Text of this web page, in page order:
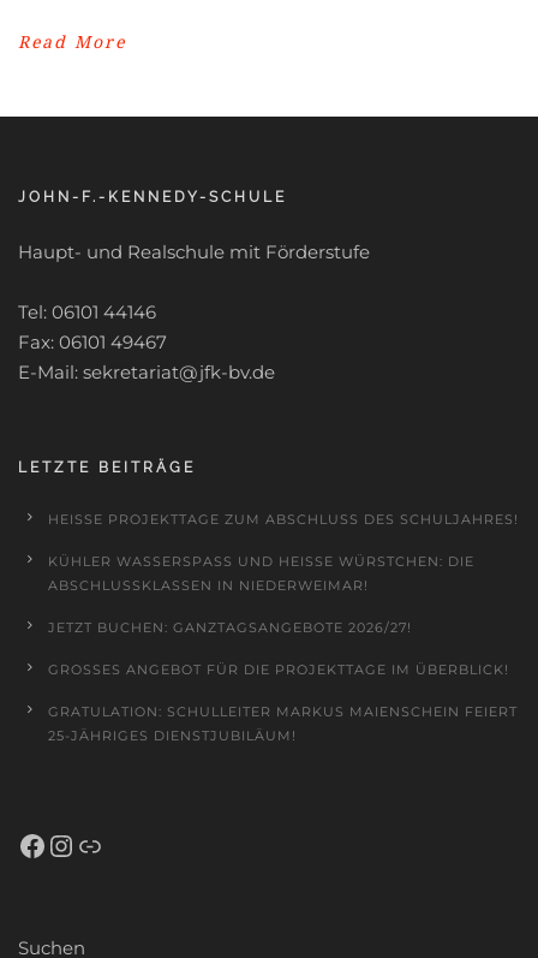
Read More
JOHN-F.-KENNEDY-SCHULE
Haupt- und Realschule mit Förderstufe
Tel: 06101 44146
Fax: 06101 49467
E-Mail: sekretariat@jfk-bv.de
LETZTE BEITRÄGE
HEISSE PROJEKTTAGE ZUM ABSCHLUSS DES SCHULJAHRES!
KÜHLER WASSERSPASS UND HEISSE WÜRSTCHEN: DIE AB
SCHLUSSKLASSEN IN NIEDERWEIMAR!
JETZT BUCHEN: GANZTAGSANGEBOTE 2026/27!
GROSSES ANGEBOT FÜR DIE PROJEKTTAGE IM ÜBERBLICK!
GRATULATION: SCHULLEITER MARKUS MAIENSCHEIN FEIERT
25-JÄHRIGES DIENSTJUBILÄUM!
Facebook
Instagram
Schulportal Hessen
Suchen